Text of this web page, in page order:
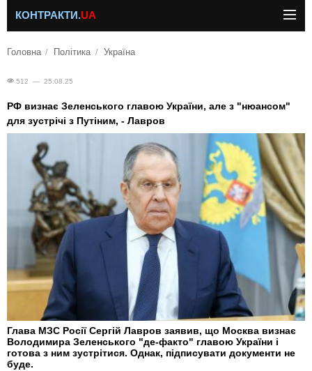
КОНТРАКТИ.UA
Головна Політика Україна
512 — 25.08.25
РФ визнає Зеленського главою України, але з "нюансом"
для зустрічі з Путіним, - Лавров
Глава МЗС Росії Сергій Лавров заявив, що Москва визнає
Володимира Зеленського "де-факто" главою України і
готова з ним зустрітися. Однак, підписувати документи не
буде.